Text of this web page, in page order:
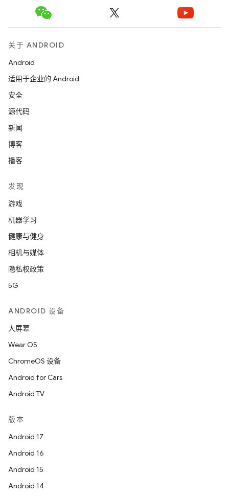
关于 ANDROID
Android
适用于企业的 Android
安全
源代码
新闻
博客
播客
发现
游戏
机器学习
健康与健身
相机与媒体
隐私权政策
5G
ANDROID 设备
大屏幕
Wear OS
ChromeOS 设备
Android for Cars
Android TV
版本
Android 17
Android 16
Android 15
Android 14